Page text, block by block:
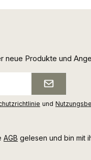
Produkte und
und
AGB gelesen und bin mit